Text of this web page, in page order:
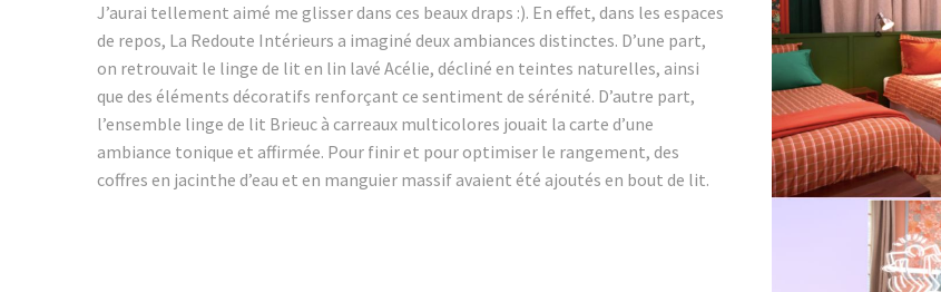
J’aurai tellement aimé me glisser dans ces beaux draps :). En effet, dans les espaces
de repos, La Redoute Intérieurs a imaginé deux ambiances distinctes. D’une part,
on retrouvait le linge de lit en lin lavé Acélie, décliné en teintes naturelles, ainsi
que des éléments décoratifs renforçant ce sentiment de sérénité. D’autre part,
l’ensemble linge de lit Brieuc à carreaux multicolores jouait la carte d’une
ambiance tonique et affirmée. Pour finir et pour optimiser le rangement, des
coffres en jacinthe d’eau et en manguier massif avaient été ajoutés en bout de lit.